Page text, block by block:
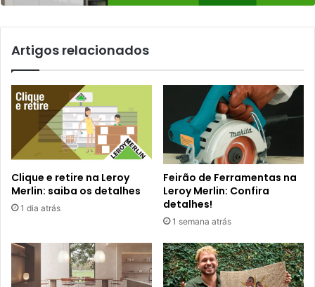
Artigos relacionados
Clique e retire na Leroy
Merlin: saiba os detalhes
1 dia atrás
Feirão de Ferramentas na
Leroy Merlin: Confira
detalhes!
1 semana atrás